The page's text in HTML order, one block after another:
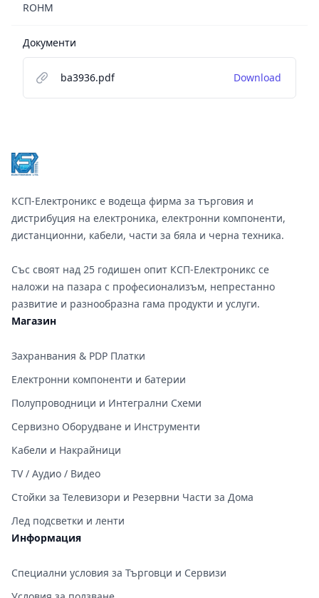
ROHM
Документи
ba3936.pdf Download
КСП-Електроникс е водеща фирма за търговия и
дистрибуция на електроника, електронни компоненти,
дистанционни, кабели, части за бяла и черна техника.
Със своят над 25 годишен опит КСП-Електроникс се
наложи на пазара с професионализъм, непрестанно
развитие и разнообразна гама продукти и услуги.
Магазин
Захранвания & PDP Платки
Електронни компоненти и батерии
Полупроводници и Интегрални Схеми
Сервизно Оборудване и Инструменти
Кабели и Накрайници
TV / Аудио / Видео
Стойки за Телевизори и Резервни Части за Дома
Лед подсветки и ленти
Информация
Специални условия за Търговци и Сервизи